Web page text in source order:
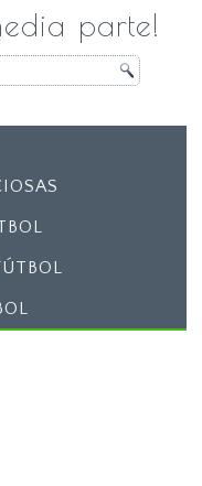
parte!